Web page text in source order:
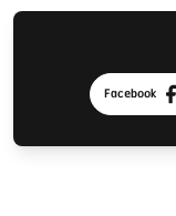
Facebook